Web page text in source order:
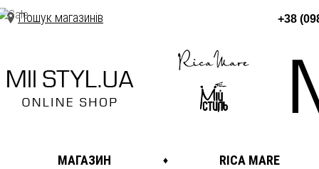
Пошук магазинів +38
МАГАЗИН RICA MARE